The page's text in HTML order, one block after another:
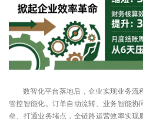
数智化平台落地后，企业实现业务流
管控智能化。订单自动流转、业务智能
垒、打通业务堵点，全链路运营效率实